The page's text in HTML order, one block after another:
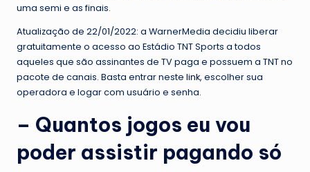
uma semi e as finais.
Atualização de 22/01/2022: a WarnerMedia decidiu liberar
gratuitamente o acesso ao Estádio TNT Sports a todos
aqueles que são assinantes de TV paga e possuem a TNT no
pacote de canais. Basta entrar neste link, escolher sua
operadora e logar com usuário e senha.
– Quantos jogos eu vou
poder assistir pagando só